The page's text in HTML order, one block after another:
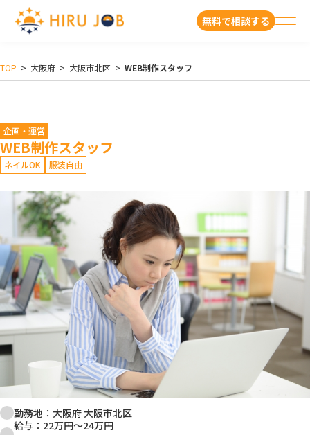
無料で相談する
TOP > 大阪府 > 大阪市北区 > WEB制作スタッフ
企画・運営
WEB制作スタッフ
ネイルOK 服装自由
勤務地： 大阪府 大阪市北区
給与： 22万円～24万円